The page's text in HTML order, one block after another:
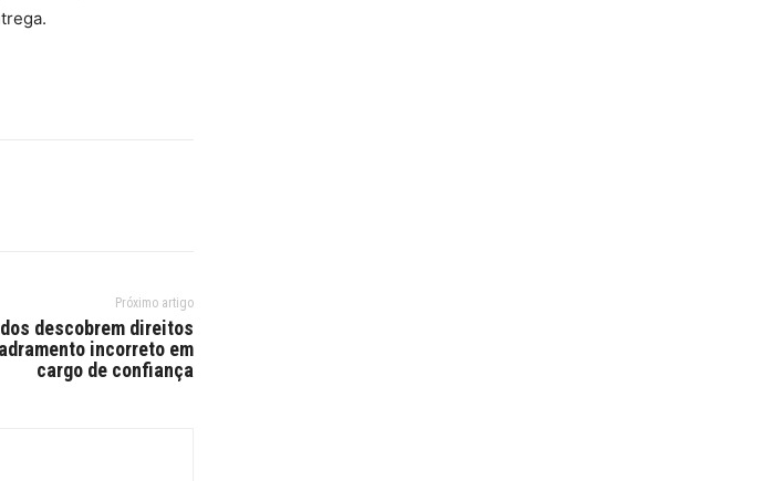
Próximo artigo
descobrem direitos
incorreto em
cargo de confiança